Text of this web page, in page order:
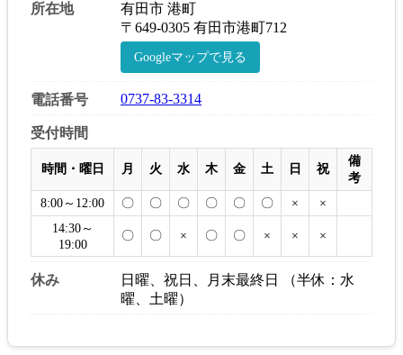
所在地
有田市 港町
〒649-0305 有田市港町712
Googleマップで見る
電話番号 0737-83-3314
受付時間
時間・曜日 月 火 水 木 金 土 日 祝
備
考
8:00～12:00
〇 〇 〇 〇 〇 〇 ×
×
14:30～
19:00
〇 〇 × 〇 〇 × × ×
休み
日曜、祝日、月末最終日 （半休：水
曜、土曜）